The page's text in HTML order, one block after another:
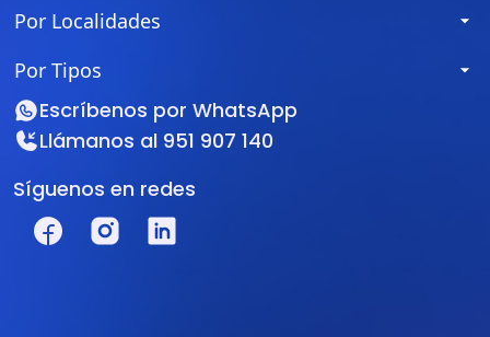
Por Localidades
Por Tipos
Escríbenos por WhatsApp
Llámanos al 951 907 140
Síguenos en redes